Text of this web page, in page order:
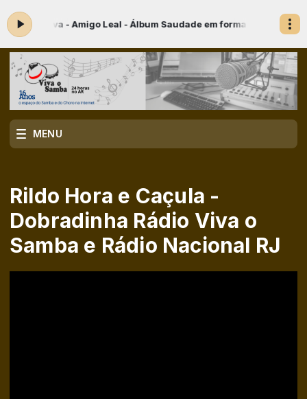
Leal - Álbum Saudade em forma de SambaVIVA O CHORO!
MENU
Rildo Hora e Caçula -
Dobradinha Rádio Viva o
Samba e Rádio Nacional RJ